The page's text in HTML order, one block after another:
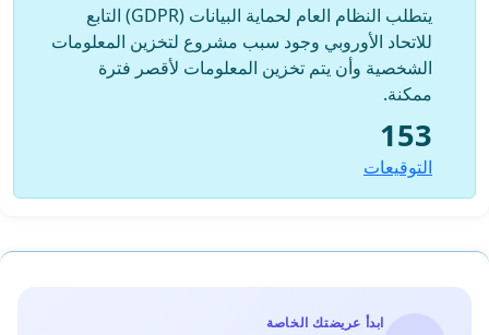
يتطلب النظام العام لحماية البيانات (GDPR) التابع
للاتحاد الأوروبي وجود سبب مشروع لتخزين المعلومات
الشخصية وأن يتم تخزين المعلومات لأقصر فترة
ممكنة.
153
التوقيعات
ابدأ عريضتك الخاصة